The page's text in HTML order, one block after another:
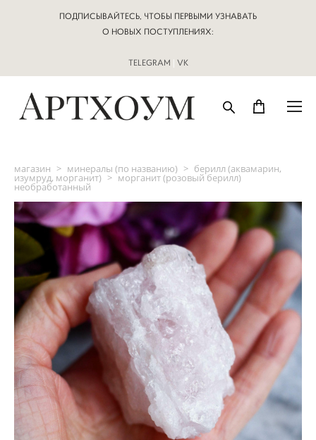
ПОДПИСЫВАЙТЕСЬ, ЧТОБЫ ПЕРВЫМИ УЗНАВАТЬ
О НОВЫХ ПОСТУПЛЕНИЯХ:
TELEGRAM | VK
магазин > минералы (по названию) > берилл (аквамарин,
изумруд, морганит) > морганит (розовый берилл)
необработанный